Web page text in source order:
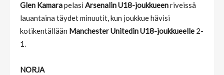
Glen Kamarapelasi Arsenalin U18-joukkueenriveissä
lauantaina täydet minuutit, kun joukkue hävisi
kotikentällään Manchester Unitedin U18-joukkueelle 2-
1.
NORJA